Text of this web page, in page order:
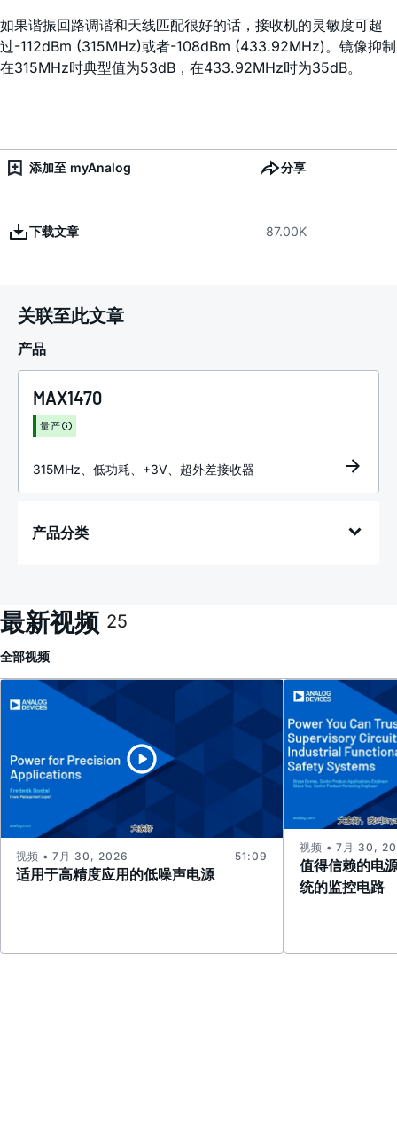
如果谐振回路调谐和天线匹配很好的话，接收机的灵敏度可超
过-112dBm (315MHz)或者-108dBm (433.92MHz)。镜像抑制
在315MHz时典型值为53dB，在433.92MHz时为35dB。
添加至 myAnalog 分享
下载文章 87.00K
关联至此文章
产品
MAX1470
量产
315MHz、低功耗、+3V、超外差接收器
产品分类
最新视频 25
全部视频
适用于高精度应用的低噪声电源
视频 • 7月 30, 2026 51:09
值得信赖的电
统的监控电路
视频 • 7月 30,